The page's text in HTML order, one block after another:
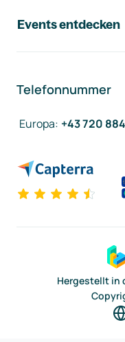
Events entdecken
Telefonnummer
Europa: +43 720
Hergestellt in